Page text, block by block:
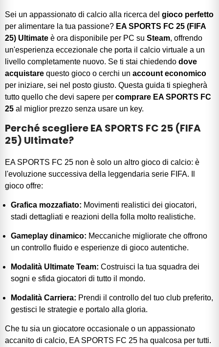
Sei un appassionato di calcio alla ricerca del gioco perfetto
per alimentare la tua passione? EA SPORTS FC 25 (FIFA
25) Ultimate è ora disponibile per PC su Steam, offrendo
un'esperienza eccezionale che porta il calcio virtuale a un
livello completamente nuovo. Se ti stai chiedendo dove
acquistare questo gioco o cerchi un account economico
per iniziare, sei nel posto giusto. Questa guida ti spiegherà
tutto quello che devi sapere per comprare EA SPORTS FC
25 al miglior prezzo senza usare un key.
Perché scegliere EA SPORTS FC 25 (FIFA
25) Ultimate?
EA SPORTS FC 25 non è solo un altro gioco di calcio: è
l'evoluzione successiva della leggendaria serie FIFA. Il
gioco offre:
Grafica mozzafiato: Movimenti realistici dei giocatori,
stadi dettagliati e reazioni della folla molto realistiche.
Gameplay dinamico: Meccaniche migliorate che offrono
un controllo fluido e esperienze di gioco autentiche.
Modalità Ultimate Team: Costruisci la tua squadra dei
sogni e sfida giocatori di tutto il mondo.
Modalità Carriera: Prendi il controllo del tuo club preferito,
gestisci le strategie e portalo alla gloria.
Che tu sia un giocatore occasionale o un appassionato
accanito di calcio, EA SPORTS FC 25 ha qualcosa per tutti.